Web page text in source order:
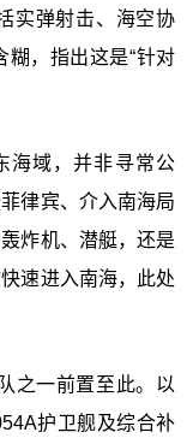
实弹射击、海空协
糊，指出这是“针对
海域，并非寻常公
律宾、介入南海局
炸机、潜艇，还是
速进入南海，此处
之一前置至此。以
护卫舰及综合补